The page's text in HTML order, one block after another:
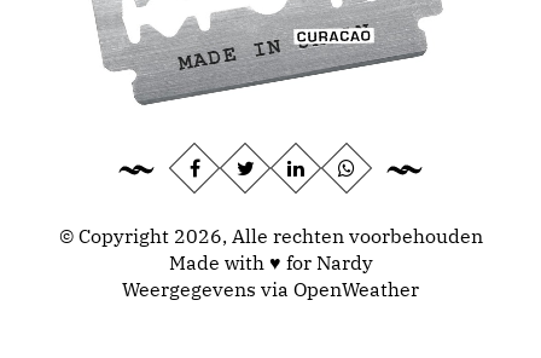
© Copyright 2026, Alle rechten voorbehouden
Made with ♥ for Nardy
Weergegevens via OpenWeather